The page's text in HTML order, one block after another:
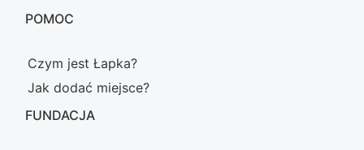
POMOC
Czym jest Łapka?
Jak dodać miejsce?
FUNDACJA